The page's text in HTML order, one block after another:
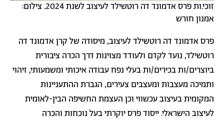
זוכי.ות פרס אדמונד דה רוטשילד לעיצוב לשנת 2024. צילום:
אמנון חורש
פרס אדמונד דה רוטשילד לעיצוב, מיסודה של קרן אדמונד דה
רוטשילד, נועד לקדם ולעודד מצוינות דרך הכרה ציבורית
ביוצרים/ות בכירים/ות בעלי נפח עבודה איכותי ומשמעותי, זיהוי
ותמיכה מעצבות ומעצבים צעירים, הגברת ההתעניינות
המקומית בעיצוב עכשווי וכן העצמת החשיפה הבין-לאומית
לעיצוב הישראלי. ייסוד פרס יוקרתי בעל נוכחות והכרה